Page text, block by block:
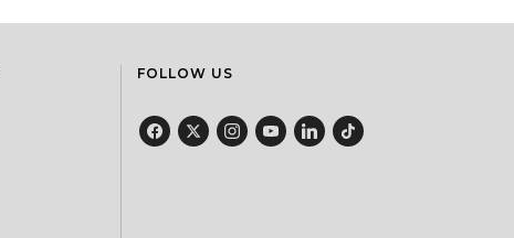
FOLLOW US